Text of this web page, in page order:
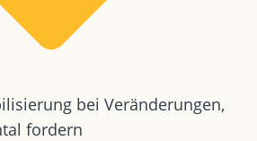
bei Veränderungen,
fordern